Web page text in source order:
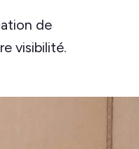
de
visibilité.